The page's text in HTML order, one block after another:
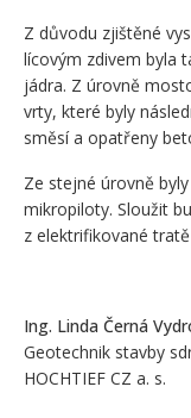
Z důvodu zjištěné
lícovým zdivem byla
jádra. Z úrovně
vrty, které byly
směsí a opatřeny
Ze stejné úrovně
mikropiloty. Sloužit
z elektrifikované
Ing. Linda Černá
Geotechnik stavby
HOCHTIEF CZ a. s.